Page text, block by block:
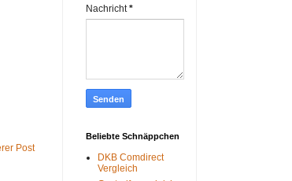
Post
Nachricht*
Beliebte Schnäppchen
DKB Comdirect
Vergleich